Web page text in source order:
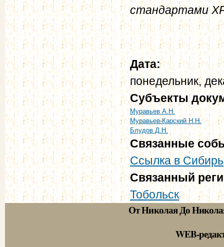
стандартами
Дата:
понедельник,
Субъекты
Муравьев А.Н.
Муравьев-Карский Н.Н.
Блудов Д.Н.
Связанные
Ссылка в Сибирь
Связанный
Тобольск
От Николая До
WEB-